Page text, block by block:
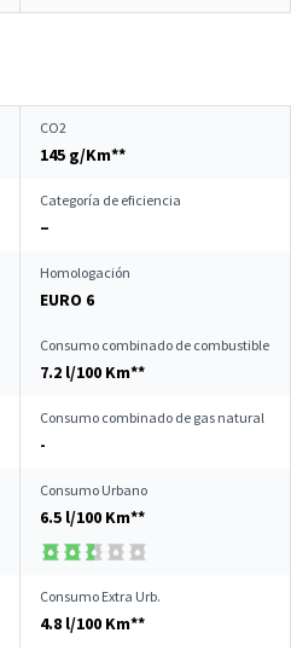
CO2
145 g/Km**
Categoría de eficiencia
–
Homologación
EURO 6
Consumo combinado de combustible
7.2 l/100 Km**
Consumo combinado de gas natural
-
Consumo Urbano
6.5 l/100 Km**
Consumo Extra Urb.
4.8 l/100 Km**